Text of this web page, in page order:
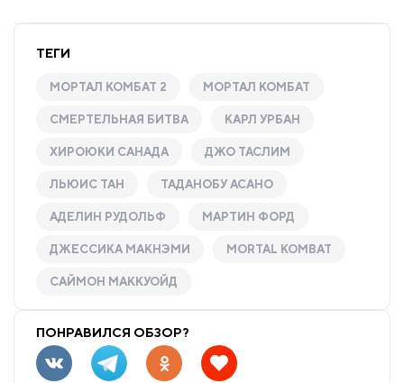
ТЕГИ
МОРТАЛ КОМБАТ 2 МОРТАЛ КОМБАТ
СМЕРТЕЛЬНАЯ БИТВА КАРЛ УРБАН
ХИРОЮКИ САНАДА ДЖО ТАСЛИМ
ЛЬЮИС ТАН ТАДАНОБУ АСАНО
АДЕЛИН РУДОЛЬФ МАРТИН ФОРД
ДЖЕССИКА МАКНЭМИ MORTAL KOMBAT
САЙМОН МАККУОЙД
ПОНРАВИЛСЯ ОБЗОР?